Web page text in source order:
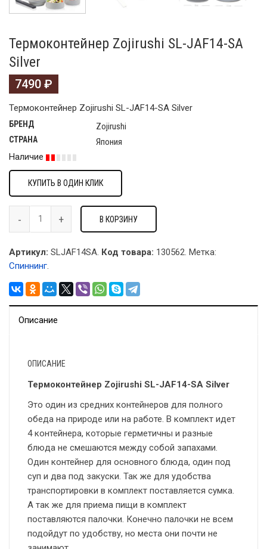
Термоконтейнер Zojirushi SL-JAF14-SA
Silver
7490 ₽
Термоконтейнер Zojirushi SL-JAF14-SA Silver
БРЕНД Zojirushi
СТРАНА
Япония
Наличие
КУПИТЬ В ОДИН КЛИК
В КОРЗИНУ
Артикул: SLJAF14SA. Код товара: 130562. Метка:
Спиннинг.
Описание
ОПИСАНИЕ
Термоконтейнер Zojirushi SL-JAF14-SA Silver
Это один из средних контейнеров для полного
обеда на природе или на работе. В комплект идет
4 контейнера, которые герметичны и разные
блюда не смешаются между собой запахами.
Один контейнер для основного блюда, один под
суп и два под закуски. Так же для удобства
транспортировки в комплект поставляется сумка.
А так же для приема пищи в комплект
поставляются палочки. Конечно палочки не всем
подойдут по удобству, но места они почти не